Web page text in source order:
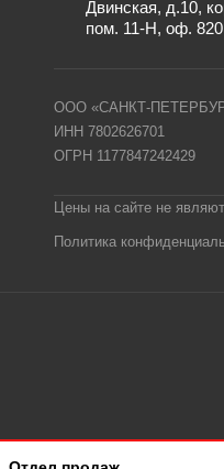
Двинская, д.10,
пом. 11-Н, оф. 820
ООО «САНКТ-
ИНН 7802626701
ОГРН 1177847242429
Цены на сайте не
Политика